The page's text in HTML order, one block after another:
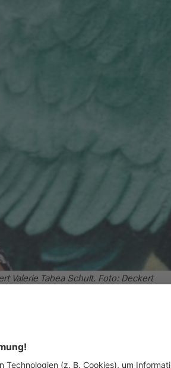
Valerie Tabea Schult. Foto: Deckert
Martin Horn (parteilos) wieder
(34) ist Politologin ohne
Vermieter getroffen, die ihre